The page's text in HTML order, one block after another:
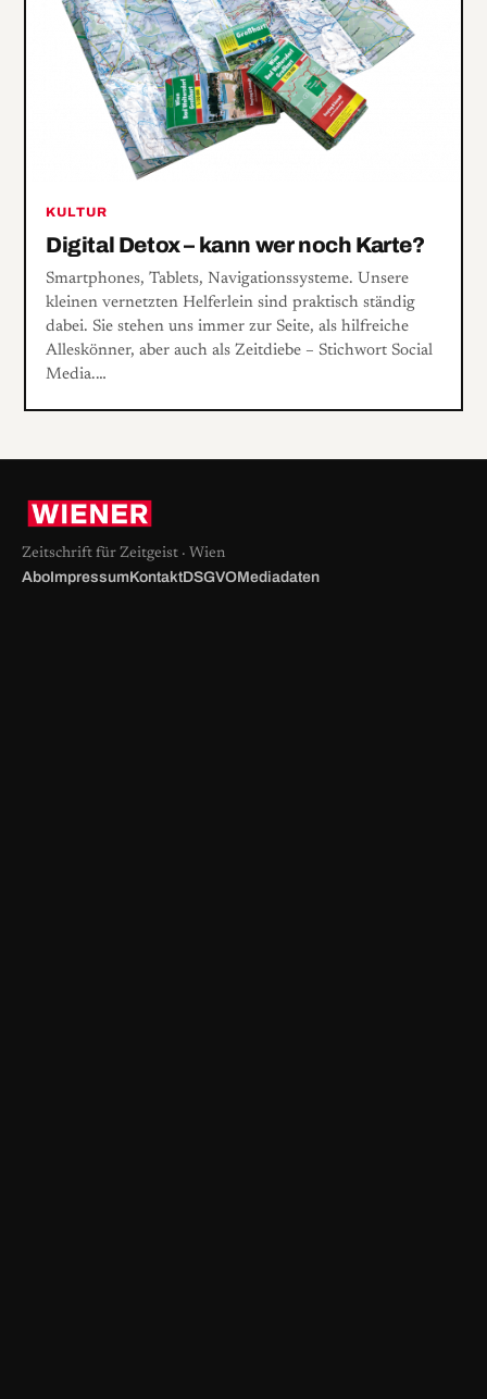
KULTUR
Digital Detox – kann wer noch Karte?
Smartphones, Tablets, Navigationssysteme. Unsere
kleinen vernetzten Helferlein sind praktisch ständig
dabei. Sie stehen uns immer zur Seite, als hilfreiche
Alleskönner, aber auch als Zeitdiebe – Stichwort Social
Media.…
Zeitschrift für Zeitgeist · Wien
AboImpressumKontaktDSGVOMediadaten